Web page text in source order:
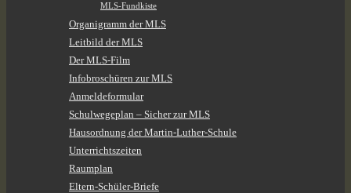
MLS-Fundkiste
Organigramm der MLS
Leitbild der MLS
Der MLS-Film
Infobroschüren zur MLS
Anmeldeformular
Schulwegeplan – Sicher zur MLS
Hausordnung der Martin-Luther-Schule
Unterrichtszeiten
Raumplan
Eltern-Schüler-Briefe